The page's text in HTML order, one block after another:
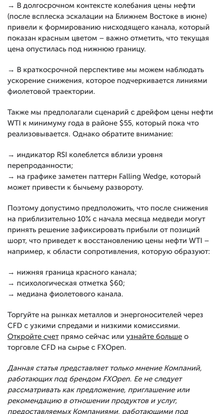
→ В долгосрочном контексте колебания цены нефти
(после всплеска эскалации на Ближнем Востоке в июне)
привели к формированию нисходящего канала, который
показан красным цветом – важно отметить, что текущая
цена опустилась под нижнюю границу.
→ В краткосрочной перспективе мы можем наблюдать
ускорение снижения, которое подчеркивается линиями
фиолетовой траектории.
Также мы предполагали сценарий с дрейфом цены нефти
WTI к минимуму года в районе $55, который пока что
реализовывается. Однако обратите внимание:
→ индикатор RSI колеблется вблизи уровня
перепроданности;
→ на графике заметен паттерн Falling Wedge, который
может привести к бычьему развороту.
Поэтому допустимо предположить, что после снижения
на приблизительно 10% с начала месяца медведи могут
принять решение зафиксировать прибыли от позиций
шорт, что приведет к восстановлению цены нефти WTI –
например, к области сопротивления, которую образуют:
→ нижняя граница красного канала;
→ психологическая отметка $60;
→ медиана фиолетового канала.
Торгуйте на рынках металлов и энергоносителей через
CFD с узкими спредами и низкими комиссиями.
Откройте счет прямо сейчас или узнайте больше о
торговле CFD на сырье с FXOpen.
Данная статья представляет только мнение Компаний,
работающих под брендом FXOpen. Ее не следует
рассматривать как предложение, приглашение или
рекомендацию в отношении продуктов и услуг,
предоставляемых Компаниями, работающими под